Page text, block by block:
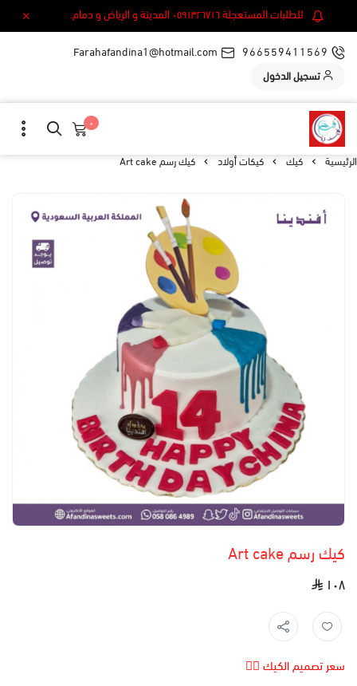
للطلبات المستعجلة ٠٥٩١٣٢٦٧١٦ المدينة و الرياض و دمام.
966559411569
Farahafandina1@hotmail.com
تسجيل الدخول
٠
الرئيسية كيك كيكات أولاد كيك رسم Art cake
كيك رسم Art cake
١٠٨
سعر تصميم الكيك 👆🏻